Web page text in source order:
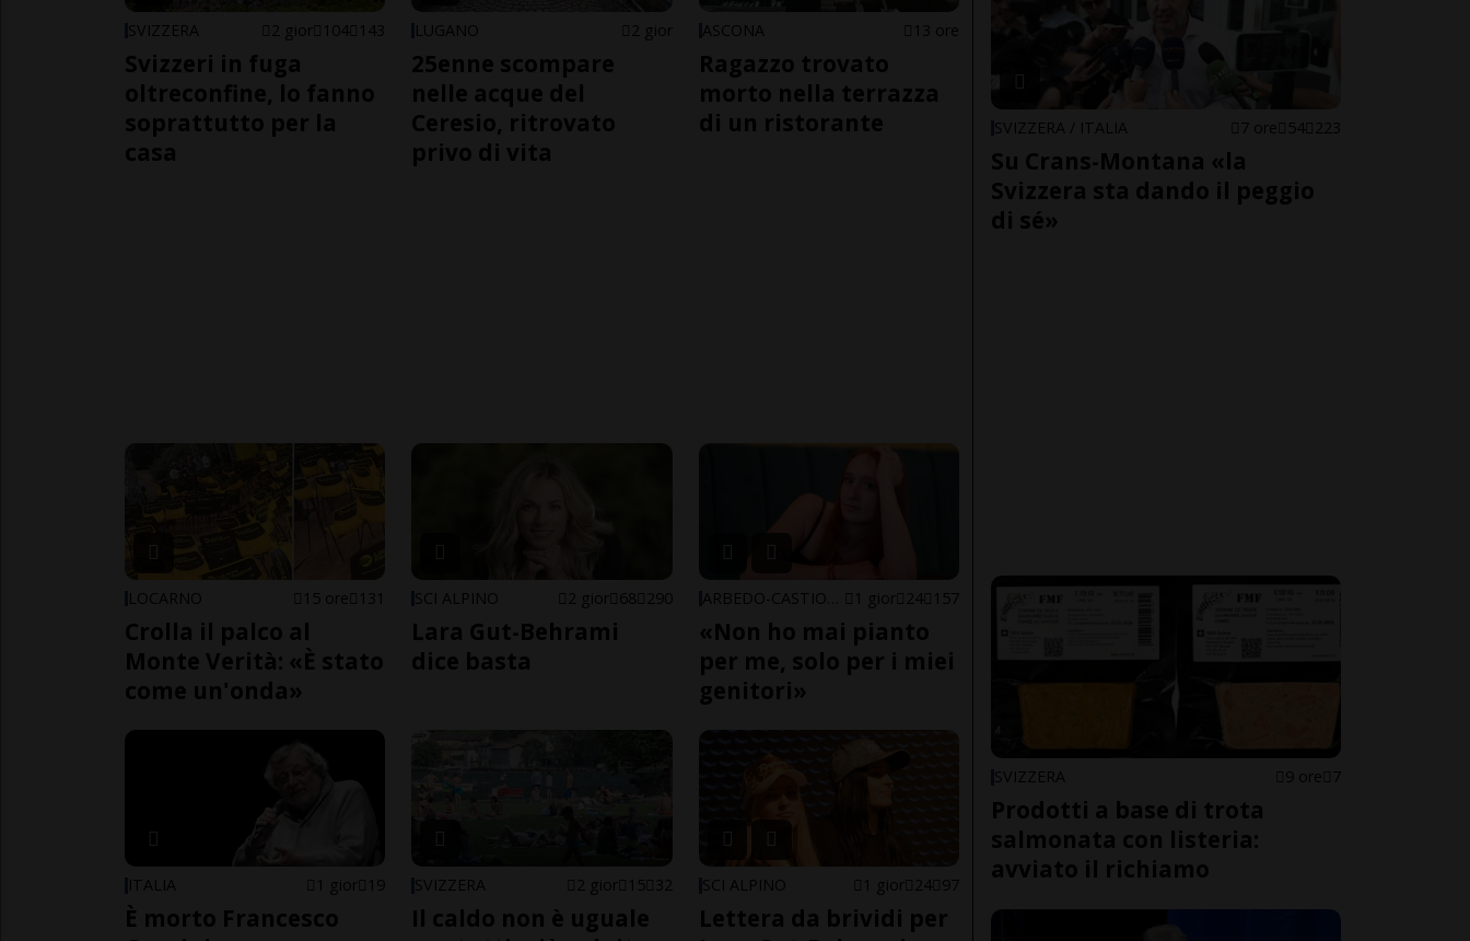
SVIZZERA 2 gior 104 143
Svizzeri in fuga
oltreconfine, lo fanno
soprattutto per la
casa
LUGANO 2 gior
25enne scompare
nelle acque del
Ceresio, ritrovato
privo di vita
ASCONA 13 ore
Ragazzo trovato
morto nella terrazza
di un ristorante
LOCARNO 15 ore 131
Crolla il palco al
Monte Verità: «È stato
come un'onda»
SCI ALPINO 2 gior 68 290
Lara Gut-Behrami
dice basta
1 gior 24 157
«Non ho mai pianto
per me, solo per i miei
genitori»
ITALIA 1 gior 19
È morto Francesco
SVIZZERA 2 gior 15 32
Il caldo non è uguale
SCI ALPINO 1 gior 24 97
Lettera da brividi per
SVIZZERA / ITALIA 7 ore 54 223
Su Crans-Montana «la
Svizzera sta dando il peggio
di sé»
SVIZZERA 9 ore 7
Prodotti a base di trota
salmonata con listeria:
avviato il richiamo